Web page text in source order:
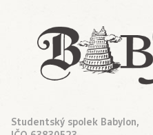
Studentský spolek Babylon,